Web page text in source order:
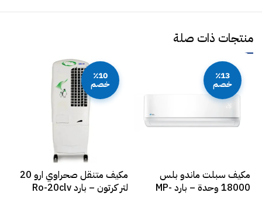
منتجات ذات صلة
٪13
خصم
مكيف سبلت ماندو بلس
18000 وحدة – بارد MP-
٪10
خصم
مكيف متنقل صحراوي ارو 20
لتر كرتون – بارد Ro-20clv